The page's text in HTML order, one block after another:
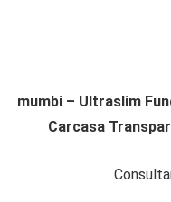
mumbi – Ultraslim
Carcasa